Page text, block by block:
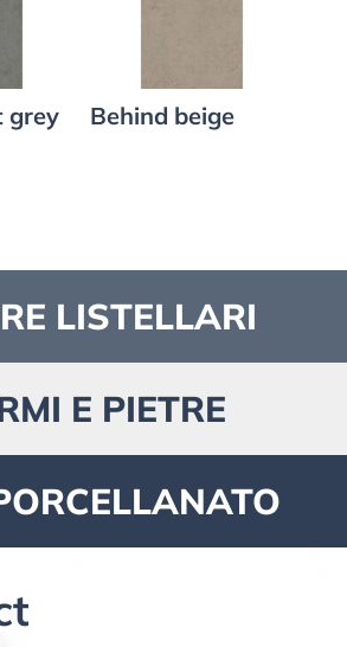
grey Behind beige
LISTELLARI
E PIETRE